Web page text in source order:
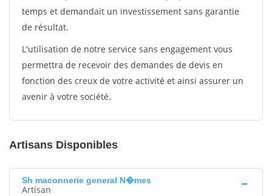
temps et demandait un investissement sans garantie
de résultat.
L'utilisation de notre service sans engagement vous
permettra de recevoir des demandes de devis en
fonction des creux de votre activité et ainsi assurer un
avenir à votre société.
Artisans Disponibles
Sh maconnerie general N�mes
Artisan